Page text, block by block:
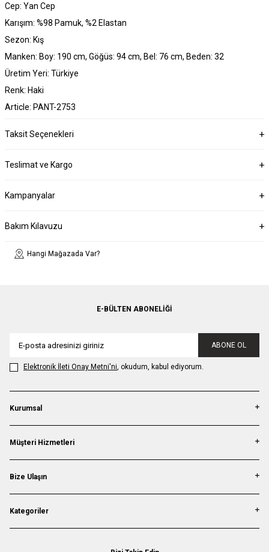
Cep: Yan Cep
Karışım: %98 Pamuk, %2 Elastan
Sezon: Kış
Manken: Boy: 190 cm, Göğüs: 94 cm, Bel: 76 cm, Beden: 32
Üretim Yeri: Türkiye
Renk: Haki
Article: PANT-2753
Taksit Seçenekleri
Teslimat ve Kargo
Kampanyalar
Bakım Kılavuzu
Hangi Mağazada Var?
E-BÜLTEN ABONELIĞI
ABONE OL
Elektronik İleti Onay Metni'ni, okudum, kabul ediyorum.
Kurumsal
Müşteri Hizmetleri
Bize Ulaşın
Kategoriler